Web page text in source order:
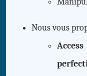
Nous vous